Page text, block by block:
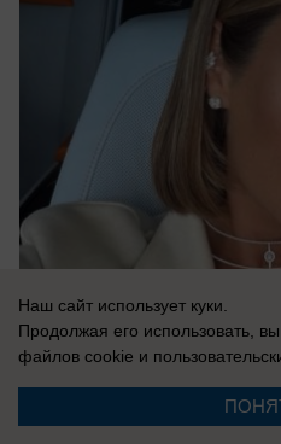
07.08.2026
В России
«Там, где бьют
Наш сайт использует куки.
Продолжая его использовать,
файлов cookie и